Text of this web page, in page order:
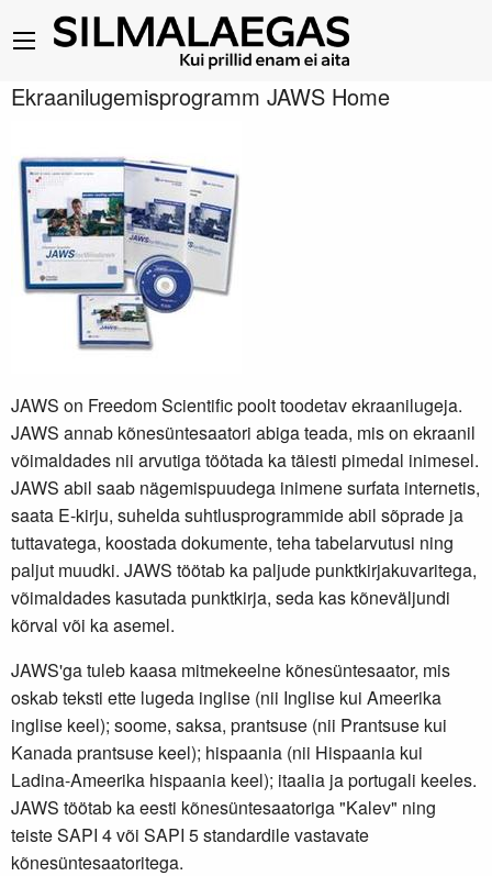
Ekraanilugemisprogramm JAWS Home
JAWS on Freedom Scientific poolt toodetav ekraanilugeja.
JAWS annab kõnesüntesaatori abiga teada, mis on ekraanil
võimaldades nii arvutiga töötada ka täiesti pimedal inimesel.
JAWS abil saab nägemispuudega inimene surfata internetis,
saata E-kirju, suhelda suhtlusprogrammide abil sõprade ja
tuttavatega, koostada dokumente, teha tabelarvutusi ning
paljut muudki. JAWS töötab ka paljude punktkirjakuvaritega,
võimaldades kasutada punktkirja, seda kas kõneväljundi
kõrval või ka asemel.
JAWS'ga tuleb kaasa mitmekeelne kõnesüntesaator, mis
oskab teksti ette lugeda inglise (nii Inglise kui Ameerika
inglise keel); soome, saksa, prantsuse (nii Prantsuse kui
Kanada prantsuse keel); hispaania (nii Hispaania kui
Ladina-Ameerika hispaania keel); itaalia ja portugali keeles.
JAWS töötab ka eesti kõnesüntesaatoriga "Kalev" ning
teiste SAPI 4 või SAPI 5 standardile vastavate
kõnesüntesaatoritega.